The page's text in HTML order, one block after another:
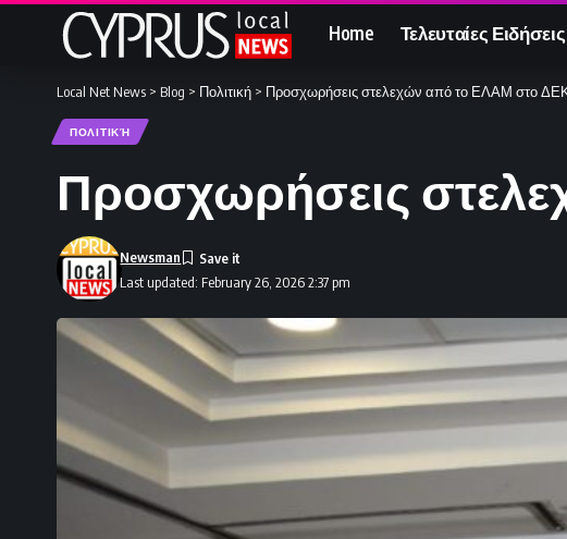
Home Τελευταίες Ειδήσεις
Local Net News > Blog > Πολιτική > Προσχωρήσεις στελεχών από το ΕΛΑΜ στο
ΠΟΛΙΤΙΚΉ
Προσχωρήσεις
Last updated: February 26, 2026 2:37 pm
Newsman